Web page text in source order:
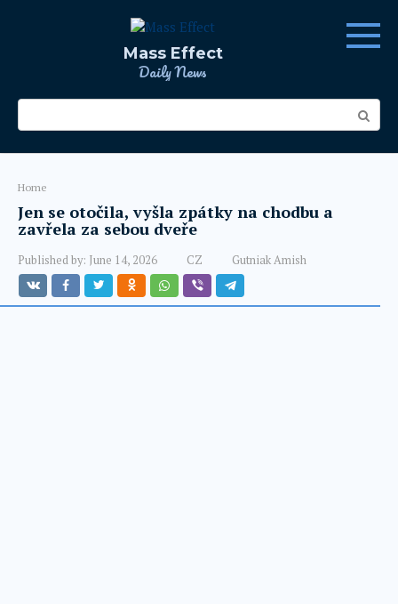
Mass Effect
Daily News
Search:
Home
Jen se otočila, vyšla zpátky na chodbu a
zavřela za sebou dveře
Published by: June 14, 2026 CZ Gutniak Amish